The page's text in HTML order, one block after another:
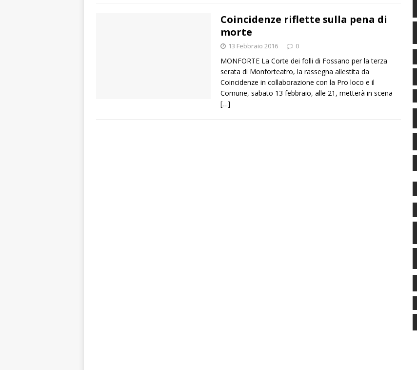
Coincidenze riflette sulla pena di
morte
13 Febbraio 2016 0
MONFORTE La Corte dei folli di Fossano per la terza
serata di Monforteatro, la rassegna allestita da
Coincidenze in collaborazione con la Pro loco e il
Comune, sabato 13 febbraio, alle 21, metterà in scena
[…]